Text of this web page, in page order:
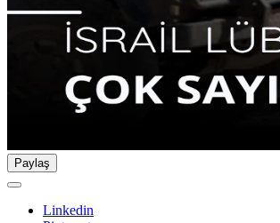
Paylaş
Linkedin